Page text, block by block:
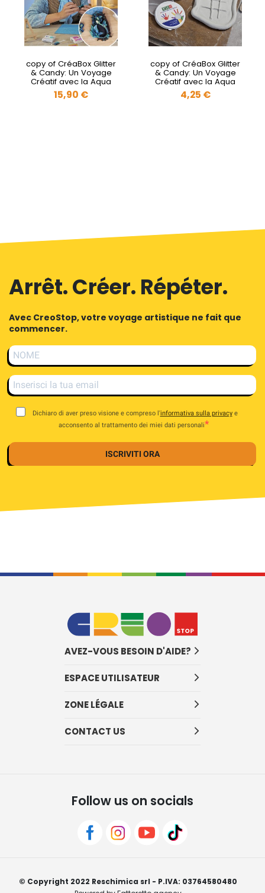
copy of CréaBox Glitter
& Candy: Un Voyage
Créatif avec la Aqua
Resin
15,90 €
copy of CréaBox Glitter
& Candy: Un Voyage
Créatif avec la Aqua
Resin
4,25 €
Arrêt. Créer. Répéter.
Avec CreoStop, votre voyage artistique ne fait que
commencer.
Dichiaro di aver preso visione e compreso l'informativa sulla privacye
acconsento al trattamento dei miei dati personali
ISCRIVITI ORA
AVEZ-VOUS BESOIN D'AIDE?
ESPACE UTILISATEUR
ZONE LÉGALE
CONTACT US
Follow us on socials
© Copyright 2022 Reschimica srl - P.IVA: 03764580480